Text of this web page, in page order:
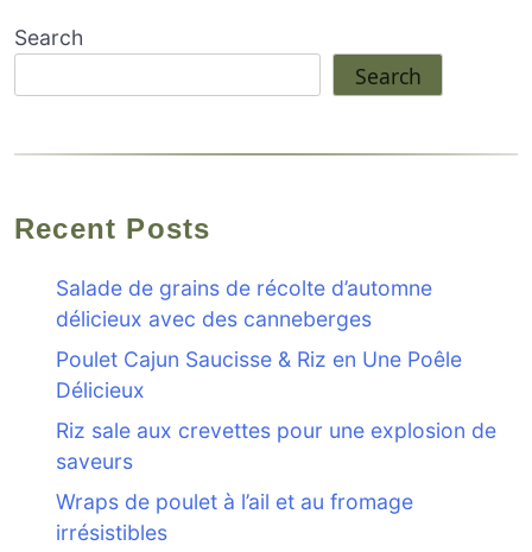
Search
Search
Recent Posts
Salade de grains de récolte d’automne
délicieux avec des canneberges
Poulet Cajun Saucisse & Riz en Une Poêle
Délicieux
Riz sale aux crevettes pour une explosion de
saveurs
Wraps de poulet à l’ail et au fromage
irrésistibles